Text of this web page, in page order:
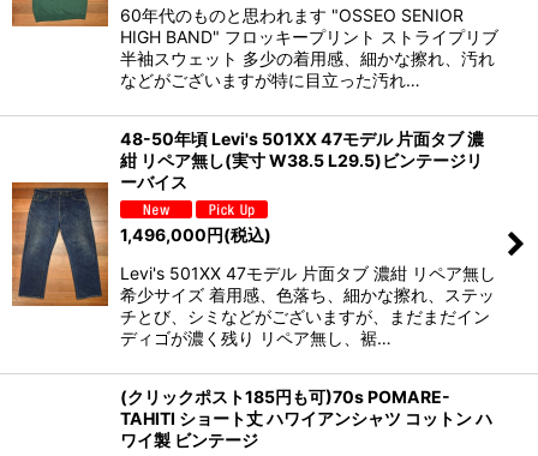
60年代のものと思われます "OSSEO SENIOR
HIGH BAND" フロッキープリント ストライプリブ
半袖スウェット 多少の着用感、細かな擦れ、汚れ
などがございますが特に目立った汚れ…
48-50年頃 Levi's 501XX 47モデル 片面タブ 濃
紺 リペア無し(実寸 W38.5 L29.5)ビンテージリ
ーバイス
1,496,000円(税込)
Levi's 501XX 47モデル 片面タブ 濃紺 リペア無し
希少サイズ 着用感、色落ち、細かな擦れ、ステッ
チとび、シミなどがございますが、まだまだイン
ディゴが濃く残り リペア無し、裾…
(クリックポスト185円も可)70s POMARE-
TAHITI ショート丈 ハワイアンシャツ コットン ハ
ワイ製 ビンテージ